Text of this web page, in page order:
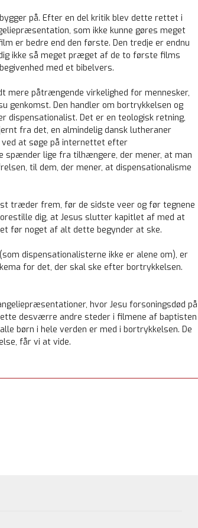
på. Efter en del kritik blev dette rettet i
som ikke kunne gøres meget
er bedre end den første. Den tredje er endnu
ikke så meget præget af de to første films
med et bibelvers.
mere påtrængende virkelighed for mennesker,
genkomst. Den handler om bortrykkelsen og
dispensationalist. Det er en teologisk retning,
fra det, en almindelig dansk lutheraner
at søge på internettet efter
spænder lige fra tilhængere, der mener, at man
til dem, der mener, at dispensationalisme
træder frem, før de sidste veer og før tegnene
dig, at Jesus slutter kapitlet af med at
før noget af alt dette begynder at ske.
dispensationalisterne ikke er alene om), er
for det, der skal ske efter bortrykkelsen.
hvor Jesu forsoningsdød på
desværre andre steder i filmene af baptisten
børn i hele verden er med i bortrykkelsen. De
får vi at vide.